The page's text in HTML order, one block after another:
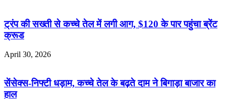
ट्रंप की सख्ती से कच्चे तेल में लगी आग, $120 के पार पहुंचा ब्रेंट
क्रूड
April 30, 2026
सेंसेक्स-निफ्टी धड़ाम, कच्चे तेल के बढ़ते दाम ने बिगाड़ा बाजार का
हाल